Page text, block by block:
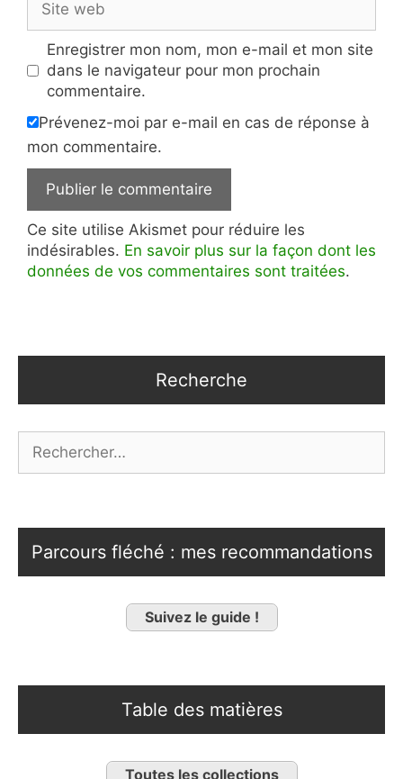
web
Enregistrer mon nom, mon e-mail et mon site
dans le navigateur pour mon prochain
commentaire.
Prévenez-moi par e-mail en cas de réponse à
mon commentaire.
Ce site utilise Akismet pour réduire les
indésirables. En savoir plus sur la façon dont les
données de vos commentaires sont traitées.
Recherche
Parcours fléché : mes recommandations
Suivez le guide !
Table des matières
Toutes les collections